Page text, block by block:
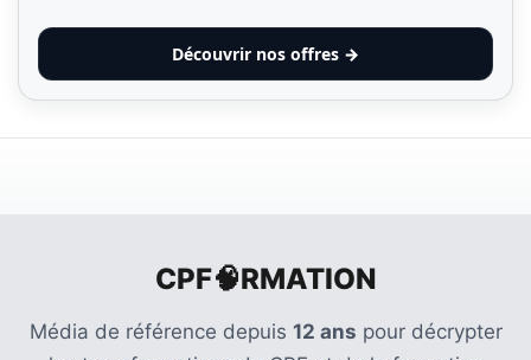
Découvrir nos offres →
CPF🧠RMATION
Média de référence depuis 12 ans pour décrypter